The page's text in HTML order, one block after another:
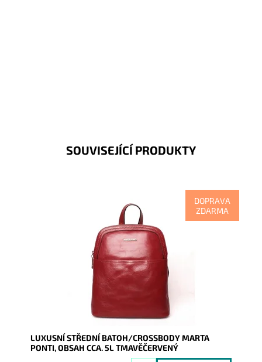
SOUVISEJÍCÍ PRODUKTY
DOPRAVA
ZDARMA
Nejen luxus, kvalita na pohled i na dotek to vše se
odráží v tomto batohu tmavěčervené barvy o obsahu
Skladem
9509
Marta Ponti
2 roky
LUXUSNÍ STŘEDNÍ BATOH/CROSSBODY MARTA
PONTI, OBSAH CCA. 5L TMAVĚČERVENÝ